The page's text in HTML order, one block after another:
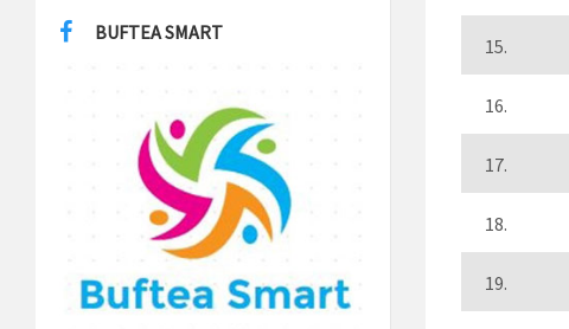
15.
16.
17.
18.
19.
BUFTEA SMART